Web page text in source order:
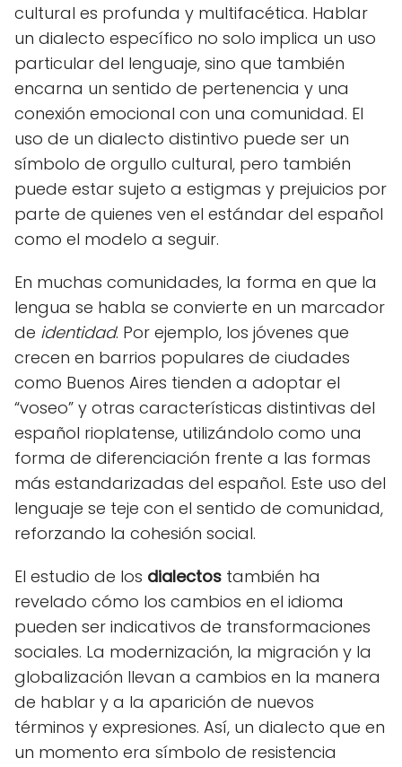
cultural es profunda y multifacética. Hablar
un dialecto específico no solo implica un uso
particular del lenguaje, sino que también
encarna un sentido de pertenencia y una
conexión emocional con una comunidad. El
uso de un dialecto distintivo puede ser un
símbolo de orgullo cultural, pero también
puede estar sujeto a estigmas y prejuicios por
parte de quienes ven el estándar del español
como el modelo a seguir.
En muchas comunidades, la forma en que la
lengua se habla se convierte en un marcador
de identidad. Por ejemplo, los jóvenes que
crecen en barrios populares de ciudades
como Buenos Aires tienden a adoptar el
“voseo” y otras características distintivas del
español rioplatense, utilizándolo como una
forma de diferenciación frente a las formas
más estandarizadas del español. Este uso del
lenguaje se teje con el sentido de comunidad,
reforzando la cohesión social.
El estudio de los dialectos también ha
revelado cómo los cambios en el idioma
pueden ser indicativos de transformaciones
sociales. La modernización, la migración y la
globalización llevan a cambios en la manera
de hablar y a la aparición de nuevos
términos y expresiones. Así, un dialecto que en
un momento era símbolo de resistencia